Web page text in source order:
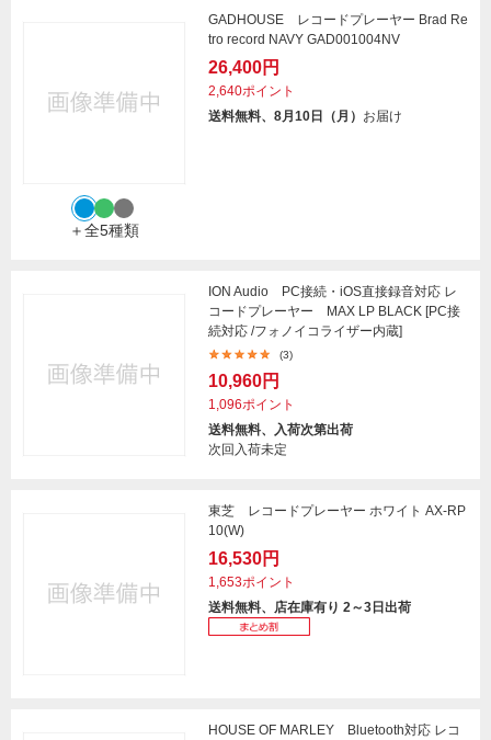
＋全5種類
GADHOUSE レコードプレーヤー Brad Re
tro record NAVY GAD001004NV
26,400円
2,640ポイント
送料無料、8月10日（月） お届け
ION Audio PC接続・iOS直接録音対応 レ
コードプレーヤー MAX LP BLACK [PC接
続対応 /フォノイコライザー内蔵]
(3)
10,960円
1,096ポイント
送料無料、入荷次第出荷
次回入荷未定
東芝 レコードプレーヤー ホワイト AX-RP
10(W)
16,530円
1,653ポイント
送料無料、店在庫有り 2～3日出荷
HOUSE OF MARLEY Bluetooth対応 レコ